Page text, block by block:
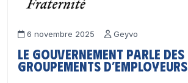
6 novembre 2025 Geyvo
Le Gouvernement parle des
groupements d’employeurs